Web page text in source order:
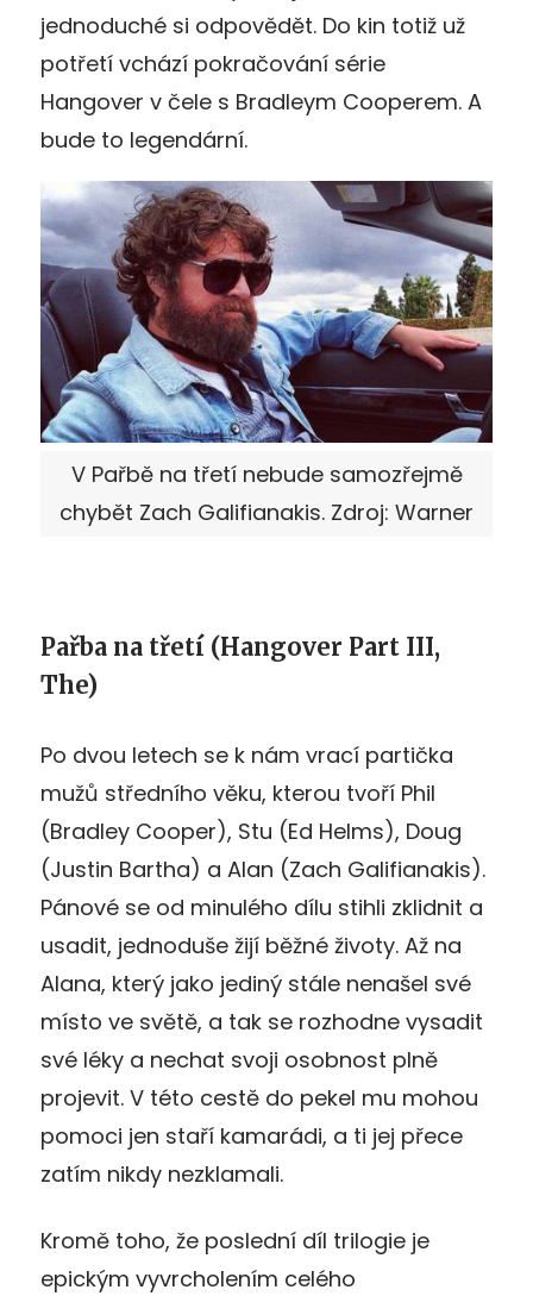
jednoduché si odpovědět. Do kin totiž už
potřetí vchází pokračování série
Hangover v čele s Bradleym Cooperem. A
bude to legendární.
V Pařbě na třetí nebude samozřejmě
chybět Zach Galifianakis. Zdroj: Warner
Pařba na třetí (Hangover Part III,
The)
Po dvou letech se k nám vrací partička
mužů středního věku, kterou tvoří Phil
(Bradley Cooper), Stu (Ed Helms), Doug
(Justin Bartha) a Alan (Zach Galifianakis).
Pánové se od minulého dílu stihli zklidnit a
usadit, jednoduše žijí běžné životy. Až na
Alana, který jako jediný stále nenašel své
místo ve světě, a tak se rozhodne vysadit
své léky a nechat svoji osobnost plně
projevit. V této cestě do pekel mu mohou
pomoci jen staří kamarádi, a ti jej přece
zatím nikdy nezklamali.
Kromě toho, že poslední díl trilogie je
epickým vyvrcholením celého